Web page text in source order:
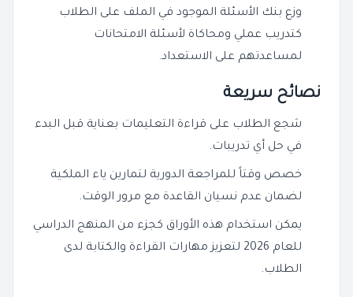
وزع بنك الأسئلة الموجود في الملف على الطلاب
كتدريب عملي ومحاكاة لأسئلة الامتحانات
لمساعدتهم على الاستعداد.
نصائح سريعة
شجع الطلاب على قراءة التعليمات بعناية قبل البدء
في حل أي تدريبات.
خصص وقتاً للمراجعة الدورية لتمارين ياء الملكية
لضمان عدم نسيان القاعدة مع مرور الوقت.
يمكن استخدام هذه الأوراق كجزء من المنهج الدراسي
للعام 2026 لتعزيز مهارات القراءة والكتابة لدى
الطلاب.